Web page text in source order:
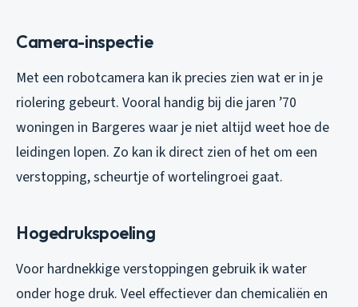
Camera-inspectie
Met een robotcamera kan ik precies zien wat er in je
riolering gebeurt. Vooral handig bij die jaren ’70
woningen in Bargeres waar je niet altijd weet hoe de
leidingen lopen. Zo kan ik direct zien of het om een
verstopping, scheurtje of wortelingroei gaat.
Hogedrukspoeling
Voor hardnekkige verstoppingen gebruik ik water
onder hoge druk. Veel effectiever dan chemicaliën en